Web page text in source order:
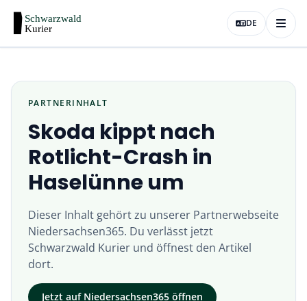
DE
PARTNERINHALT
Skoda kippt nach
Rotlicht-Crash in
Haselünne um
Dieser Inhalt gehört zu unserer Partnerwebseite
Niedersachsen365. Du verlässt jetzt
Schwarzwald Kurier und öffnest den Artikel
dort.
Jetzt auf Niedersachsen365 öffnen